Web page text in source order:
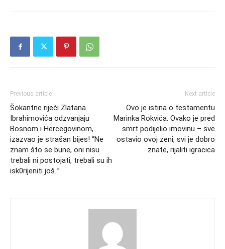
Previous article
Šokantne riječi Zlatana
Ibrahimovića odzvanjaju
Bosnom i Hercegovinom,
izazvao je strašan bijes! “Ne
znam što se bune, oni nisu
trebali ni postojati, trebali su ih
isk0rijeniti još..”
Next article
Ovo je istina o testamentu
Marinka Rokvića: Ovako je pred
smrt podijelio imovinu – sve
ostavio ovoj zeni, svi je dobro
znate, rijaliti igracica